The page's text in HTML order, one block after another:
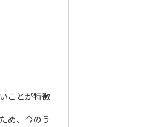
ことが特徴
め、今のう